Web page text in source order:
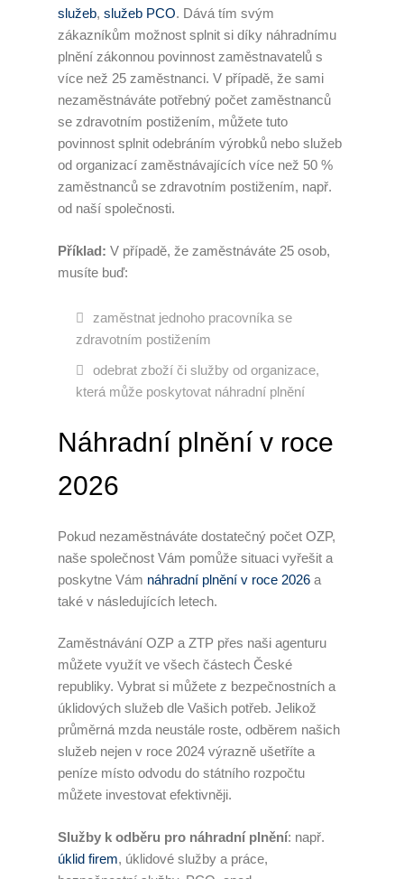
služeb, služeb PCO. Dává tím svým
zákazníkům možnost splnit si díky náhradnímu
plnění zákonnou povinnost zaměstnavatelů s
více než 25 zaměstnanci. V případě, že sami
nezaměstnáváte potřebný počet zaměstnanců
se zdravotním postižením, můžete tuto
povinnost splnit odebráním výrobků nebo služeb
od organizací zaměstnávajících více než 50 %
zaměstnanců se zdravotním postižením, např.
od naší společnosti.
Příklad: V případě, že zaměstnáváte 25 osob,
musíte buď:
zaměstnat jednoho pracovníka se
zdravotním postižením
odebrat zboží či služby od organizace,
která může poskytovat náhradní plnění
Náhradní plnění v roce
2026
Pokud nezaměstnáváte dostatečný počet OZP,
naše společnost Vám pomůže situaci vyřešit a
poskytne Vám náhradní plnění v roce 2026 a
také v následujících letech.
Zaměstnávání OZP a ZTP přes naši agenturu
můžete využít ve všech částech České
republiky. Vybrat si můžete z bezpečnostních a
úklidových služeb dle Vašich potřeb. Jelikož
průměrná mzda neustále roste, odběrem našich
služeb nejen v roce 2024 výrazně ušetříte a
peníze místo odvodu do státního rozpočtu
můžete investovat efektivněji.
Služby k odběru pro náhradní plnění: např.
úklid firem, úklidové služby a práce,